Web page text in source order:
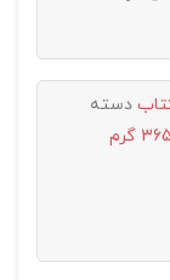
دسته
365 گرم